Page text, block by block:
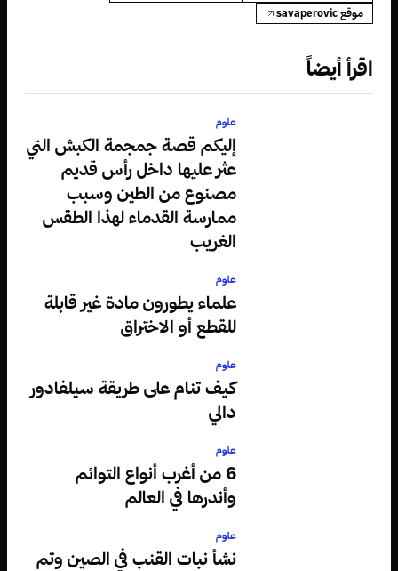
موقع savaperovic
اقرأ أيضاً
علوم
إليكم قصة جمجمة الكبش التي
عثر عليها داخل رأس قديم
مصنوع من الطين وسبب
ممارسة القدماء لهذا الطقس
الغريب
علوم
علماء يطورون مادة غير قابلة
للقطع أو الاختراق
علوم
كيف تنام على طريقة سيلفادور
دالي
علوم
6 من أغرب أنواع التوائم
وأندرها في العالم
علوم
نشأ نبات القنب في الصين وتم